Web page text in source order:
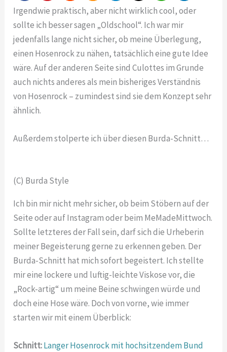
Irgendwie praktisch, aber nicht wirklich cool, oder
sollte ich besser sagen „Oldschool“. Ich war mir
jedenfalls lange nicht sicher, ob meine Überlegung,
einen Hosenrock zu nähen, tatsächlich eine gute Idee
wäre. Auf der anderen Seite sind Culottes im Grunde
auch nichts anderes als mein bisheriges Verständnis
von Hosenrock – zumindest sind sie dem Konzept sehr
ähnlich.
Außerdem stolperte ich über diesen Burda-Schnitt…
(C) Burda Style
Ich bin mir nicht mehr sicher, ob beim Stöbern auf der
Seite oder auf Instagram oder beim MeMadeMittwoch.
Sollte letzteres der Fall sein, darf sich die Urheberin
meiner Begeisterung gerne zu erkennen geben. Der
Burda-Schnitt hat mich sofort begeistert. Ich stellte
mir eine lockere und luftig-leichte Viskose vor, die
„Rock-artig“ um meine Beine schwingen würde und
doch eine Hose wäre. Doch von vorne, wie immer
starten wir mit einem Überblick:
Schnitt:Langer Hosenrock mit hochsitzendem Bund